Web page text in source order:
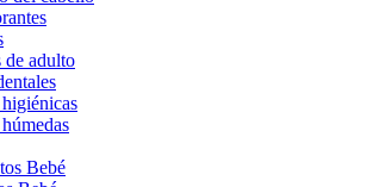
de adulto
Bebé